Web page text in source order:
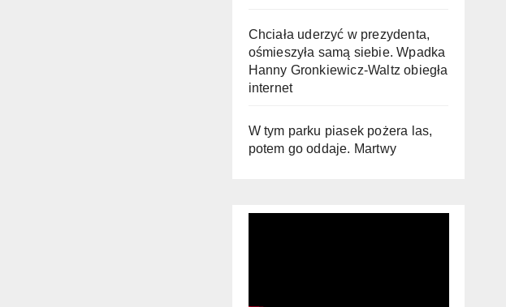
Chciała uderzyć w prezydenta,
ośmieszyła samą siebie. Wpadka
Hanny Gronkiewicz-Waltz obiegła
internet
W tym parku piasek pożera las,
potem go oddaje. Martwy